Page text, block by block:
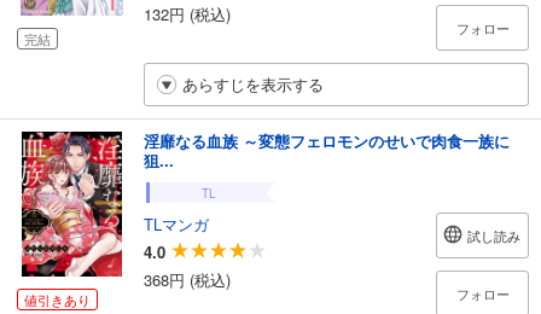
完結
132円 (税込)
フォロー
あらすじを表示する
値引きあり
淫靡なる血族 ～変態フェロモンのせいで肉食一族に
狙...
TL
TLマンガ
4.0
368円 (税込)
試し読み
フォロー